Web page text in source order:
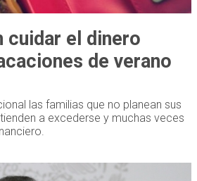
cuidar el dinero
de verano
las familias que no planean sus
a excederse y muchas veces